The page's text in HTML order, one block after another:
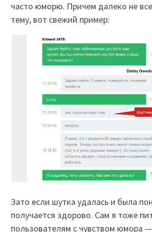
часто юморю. Причем далеко не
тему, вот свежий пример:
Зато если шутка удалась и была
получается здорово. Сам я тоже
пользователям с чувством юмора